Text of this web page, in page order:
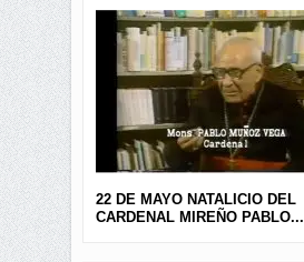
22 DE MAYO NATALICIO DEL
CARDENAL MIREÑO PABLO...